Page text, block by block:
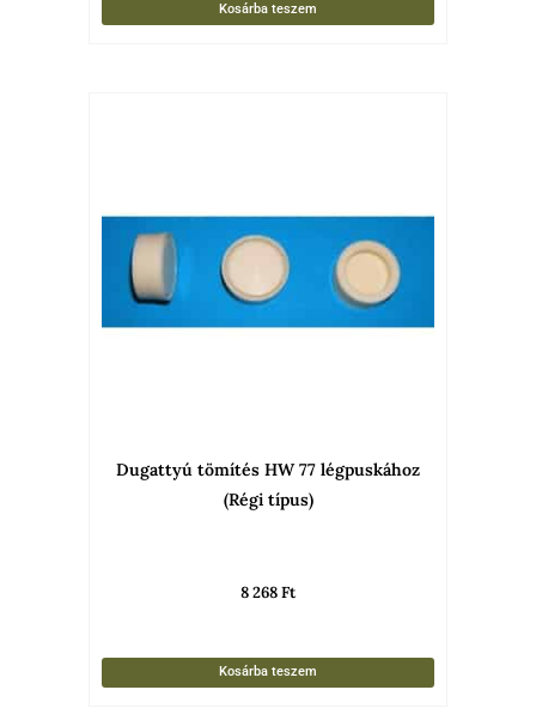
Kosárba teszem
Dugattyú tömítés HW 77 légpuskához
(Régi típus)
8 268Ft
Kosárba teszem